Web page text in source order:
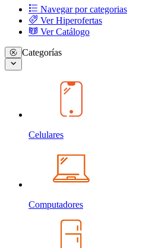
Navegar por categorias
Ver Hiperofertas
Ver Catálogo
Categorías
Celulares
Computadores